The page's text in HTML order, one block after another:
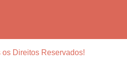
Direitos Reservados!